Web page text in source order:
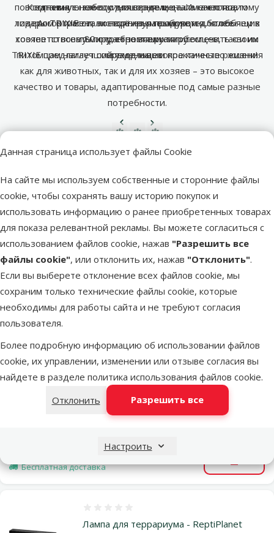
Данная страница использует файлы Cookie
На сайте мы используем собственные и сторонние файлы
cookie, чтобы сохранять вашу историю покупок и
использовать информацию о ранее приобретенных товарах
для показа релевантной рекламы. Вы можете согласиться с
использованием файлов cookie, нажав "Разрешить все
файлы cookie", или отклонить их, нажав "Отклонить".
Если вы выберете отклонение всех файлов cookie, мы
сохраним только технические файлы cookie, которые
необходимы для работы сайта и не требуют согласия
пользователя.
Более подробную информацию об использовании файлов
cookie, их управлении, изменении или отзыве согласия вы
найдете в разделе политика использования файлов cookie.
Отклонить
Разрешить все
Настроить
Компания с немецкими корнями стала настоящим
лидером отрасли, экспортируя продукцию более чем в
80 стран по всему миру.
TRIXIE предлагает современные и практичные решения
как для животных, так и для их хозяев – это высокое
качество и товары, адаптированные под самые разные
потребности.
оптимальное соотношение цены и качества.
Ассортимент постоянно расширяется, чтобы
соответствовать потребностям как питомцев, так и их
владельцев.
повседневную заботу для владельца. Именно поэтому
товары TRIXIE стали надёжным выбором для любящих
хозяев по всему миру, стремящихся обеспечить своим
питомцам наилучший уход и высокое качество жизни!
Предыдущая страница
Следующая страница
Перейти на страницу 1 Перейти на страницу 2
Перейти на страницу 3
Похожие продукты
Лампа для террариума - ReptiPlanet
Compact Hood, 30 см
Оценка 0%
Цена
39,99 €
марка
В наличии
В
Оценка 0%
Цена
59,99 €
Бесплатная доставка
В
Лампа для террариума - ReptiPlanet